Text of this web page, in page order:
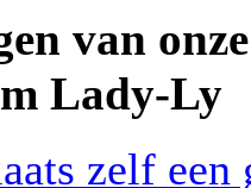
van
Lady-Ly
zelf